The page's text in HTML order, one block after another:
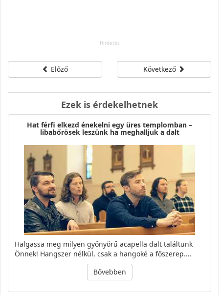
Előző Következő
Ezek is érdekelhetnek
Hat férfi elkezd énekelni egy üres templomban –
libabőrösek leszünk ha meghalljuk a dalt
Halgassa meg milyen gyönyörű acapella dalt találtunk
Önnek! Hangszer nélkül, csak a hangoké a főszerep.…
Bővebben